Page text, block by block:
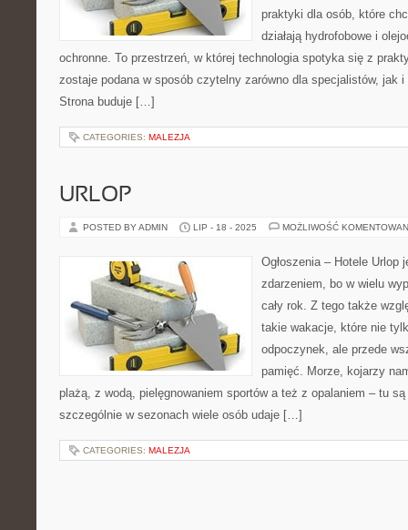
praktyki dla osób, które
działają hydrofobowe i
ochronne. To przestrzeń, w której technologia spotyka się z
zostaje podana w sposób czytelny zarówno dla specjalistów, jak
Strona buduje […]
CATEGORIES: MALEZJA
URLOP
POSTED BY ADMIN LIP - 18 - 2025 MOŻLIWOŚĆ
Ogłoszenia – Hotele Urlop
zdarzeniem, bo w wielu
cały rok. Z tego także
takie wakacje, które nie
odpoczynek, ale przede
pamięć. Morze, kojarzy
plażą, z wodą, pielęgnowaniem sportów a też z opalaniem – tu
szczególnie w sezonach wiele osób udaje […]
CATEGORIES: MALEZJA